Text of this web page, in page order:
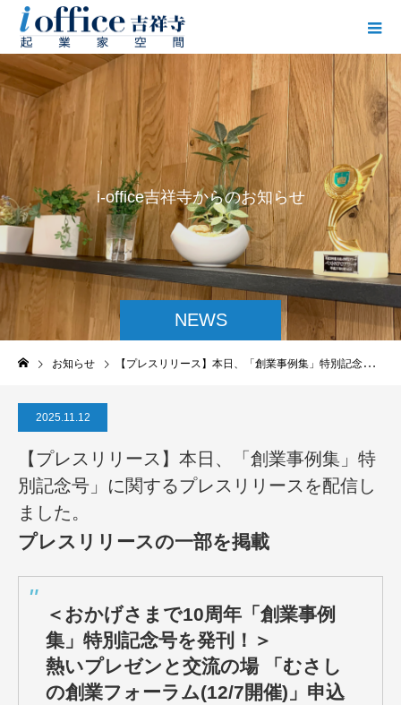
NEWS
i-office吉祥寺からのお知らせ
お知らせ 【プレスリリース】本日、「創業事例集」特別記念号」に関するプレスリリースを配信しました。
2025.11.12
【プレスリリース】本日、「創業事例集」特
別記念号」に関するプレスリリースを配信し
ました。
プレスリリースの一部を掲載
＜おかげさまで10周年「創業事例
集」特別記念号を発刊！＞
熱いプレゼンと交流の場 「むさし
の創業フォーラム(12/7開催)」申込